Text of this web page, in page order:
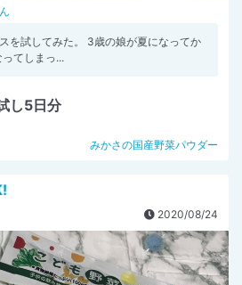
を試してみた。 3歳の娘が夏になってか
てしまっ...
し5日分
みかさの国産野菜パウダー
2020/08/24